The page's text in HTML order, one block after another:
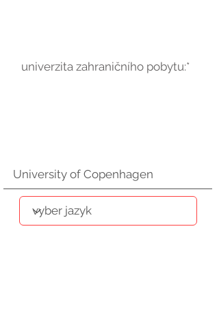
univerzita zahraničního pobytu:*